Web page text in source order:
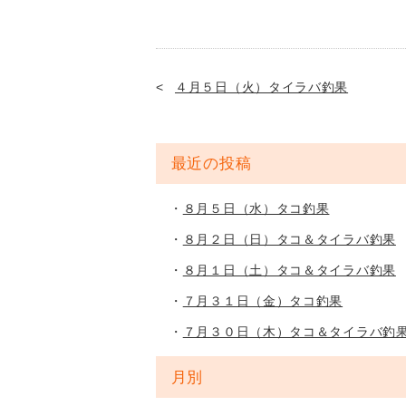
４月５日（火）タイラバ釣果
最近の投稿
８月５日（水）タコ釣果
８月２日（日）タコ＆タイラバ釣果
８月１日（土）タコ＆タイラバ釣果
７月３１日（金）タコ釣果
７月３０日（木）タコ＆タイラバ釣
月別